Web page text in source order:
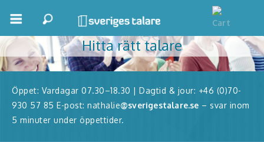
Boka ett möte
Samhällsnytta
Inspiration
Inspirerande Föreläsare
Allt handlar om publiken!
Hitta rätt talare
Öppet: Vardagar 07.30–18.30 | Dagtid & jour: +46 (0)70-
930 57 85 E-post: nathalie@sverigestalare.se – svar inom
5 minuter under öppettider.